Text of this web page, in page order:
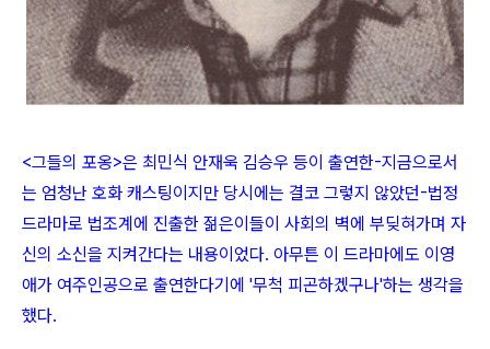
<그들의 포옹>은 최민식 안재욱 김승우 등이 출연한-지금으로서
는 엄청난 호화 캐스팅이지만 당시에는 결코 그렇지 않았던-법정
드라마로 법조계에 진출한 젊은이들이 사회의 벽에 부딪혀가며 자
신의 소신을 지켜간다는 내용이었다. 아무튼 이 드라마에도 이영
애가 여주인공으로 출연한다기에 '무척 피곤하겠구나'하는 생각을
했다.